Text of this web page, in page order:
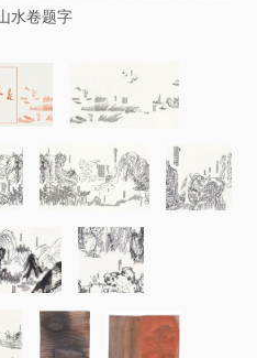
水卷题字